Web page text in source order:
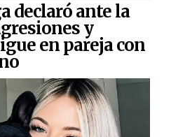
declaró ante la
y
en pareja con